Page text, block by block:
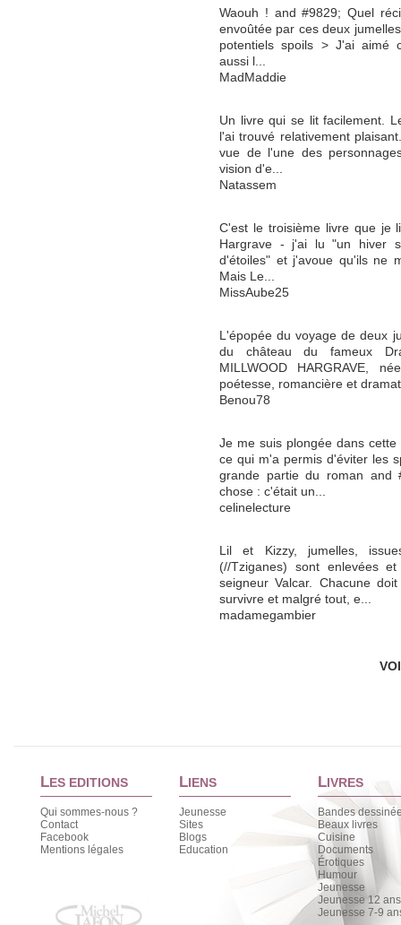
Waouh ! and #9829; Quel
envoûtée par ces deux
potentiels spoils > J'ai aimé
aussi l...
MadMaddie
Un livre qui se lit facilement.
l'ai trouvé relativement
vue de l'une des
vision d'e...
Natassem
C'est le troisième livre que je
Hargrave - j'ai lu "un hiver
d'étoiles" et j'avoue qu'ils ne
Mais Le...
MissAube25
L'épopée du voyage de deux
du château du fameux
MILLWOOD HARGRAVE,
poétesse, romancière et
Benou78
Je me suis plongée dans
ce qui m'a permis d'éviter les
grande partie du roman and
chose : c'était un...
celinelecture
Lil et Kizzy, jumelles,
(//Tziganes) sont enlevées
seigneur Valcar. Chacune
survivre et malgré tout, e...
madamegambier
LES EDITIONS
Qui sommes-nous ?
Contact
Facebook
Mentions légales
LIENS
Jeunesse
Sites
Blogs
Education
LIVRES
Bandes
Beaux livres
Cuisine
Documents
Érotiques
Humour
Jeunesse
Jeunesse 12
Jeunesse 7-9